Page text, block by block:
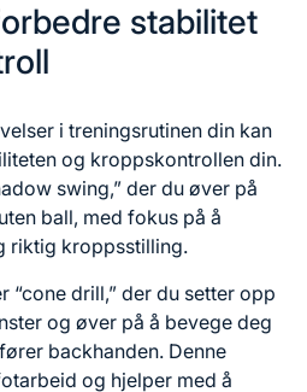
stabilitet
i treningsrutinen din kan
og kroppskontrollen din.
swing,” der du øver på
ball, med fokus på å
riktig kroppsstilling.
“cone drill,” der du setter opp
og øver på å bevege deg
backhanden. Denne
og hjelper med å